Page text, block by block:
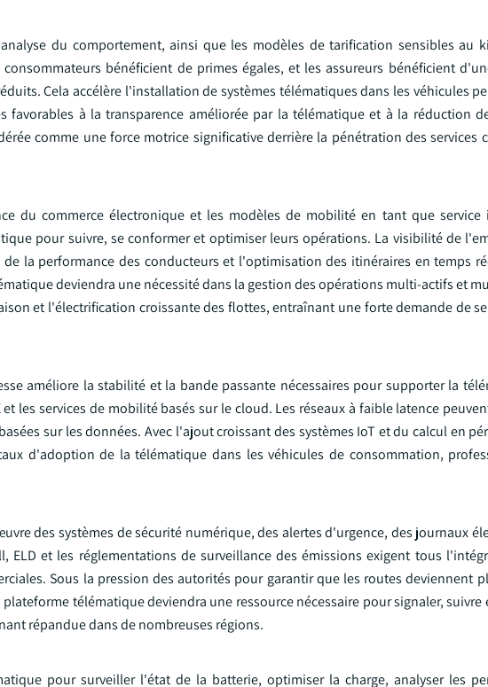
du comportement, ainsi que les modèles de tarification sensibles au
bénéficient de primes égales, et les assureurs bénéficient
Cela accélère l'installation de systèmes télématiques dans les véhicules
favorables à la transparence améliorée par la télématique et à la réduction
comme une force motrice significative derrière la pénétration des services
du commerce électronique et les modèles de mobilité en tant que service
pour suivre, se conformer et optimiser leurs opérations. La visibilité de
la performance des conducteurs et l'optimisation des itinéraires en temps
deviendra une nécessité dans la gestion des opérations multi-actifs et
et l'électrification croissante des flottes, entraînant une forte demande de
améliore la stabilité et la bande passante nécessaires pour supporter la
les services de mobilité basés sur le cloud. Les réseaux à faible latence
sur les données. Avec l'ajout croissant des systèmes IoT et du calcul en
d'adoption de la télématique dans les véhicules de consommation,
des systèmes de sécurité numérique, des alertes d'urgence, des journaux
ELD et les réglementations de surveillance des émissions exigent tous
Sous la pression des autorités pour garantir que les routes deviennent
télématique deviendra une ressource nécessaire pour signaler, suivre
répandue dans de nombreuses régions.
pour surveiller l'état de la batterie, optimiser la charge, analyser les